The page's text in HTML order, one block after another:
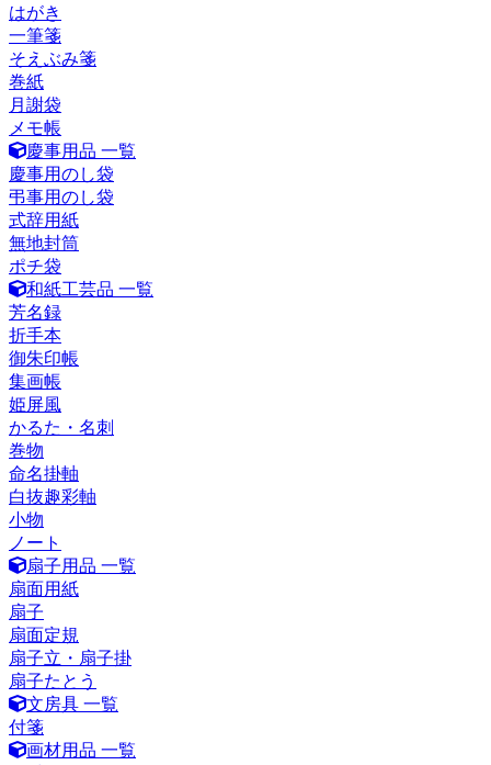
はがき
一筆箋
そえぶみ箋
巻紙
月謝袋
メモ帳
慶事用品 一覧
慶事用のし袋
弔事用のし袋
式辞用紙
無地封筒
ポチ袋
和紙工芸品 一覧
芳名録
折手本
御朱印帳
集画帳
姫屏風
かるた・名刺
巻物
命名掛軸
白抜趣彩軸
小物
ノート
扇子用品 一覧
扇面用紙
扇子
扇面定規
扇子立・扇子掛
扇子たとう
文房具 一覧
付箋
画材用品 一覧